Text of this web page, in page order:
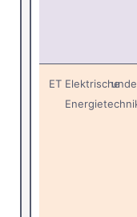
ET Elektrische